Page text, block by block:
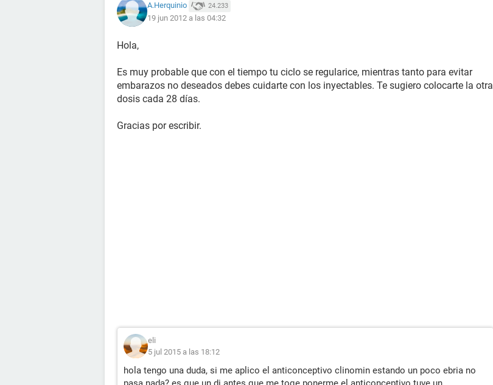
A.Herquinio 24.233
19 jun 2012 a las 04:32
Hola,
Es muy probable que con el tiempo tu ciclo se regularice, mientras tanto para evitar
embarazos no deseados debes cuidarte con los inyectables. Te sugiero colocarte la otra
dosis cada 28 días.
Gracias por escribir.
eli
5 jul 2015 a las 18:12
hola tengo una duda, si me aplico el anticonceptivo clinomin estando un poco ebria no